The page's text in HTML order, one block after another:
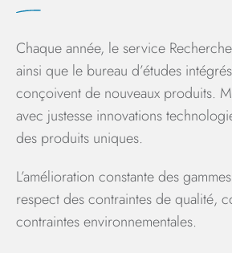
Chaque année, le service
ainsi que le bureau d’études
conçoivent de nouveaux produits.
avec justesse innovations
des produits uniques.
L’amélioration constante des
respect des contraintes de qualité,
contraintes environnementales.